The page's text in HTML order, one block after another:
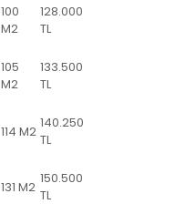
100
M2
128.000
TL
105
M2
133.500
TL
114 M2
140.250
TL
131 M2
150.500
TL